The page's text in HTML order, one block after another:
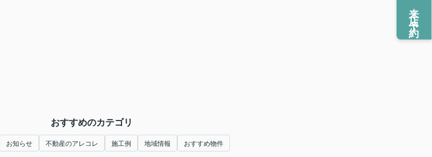
おすすめのカテゴリ
お知らせ 不動産のアレコレ 施工例 地域情報 おすすめ物件
来店予約